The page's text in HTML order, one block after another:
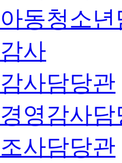
아동청소년
감사
감사담당관
경영감사담
조사담당관